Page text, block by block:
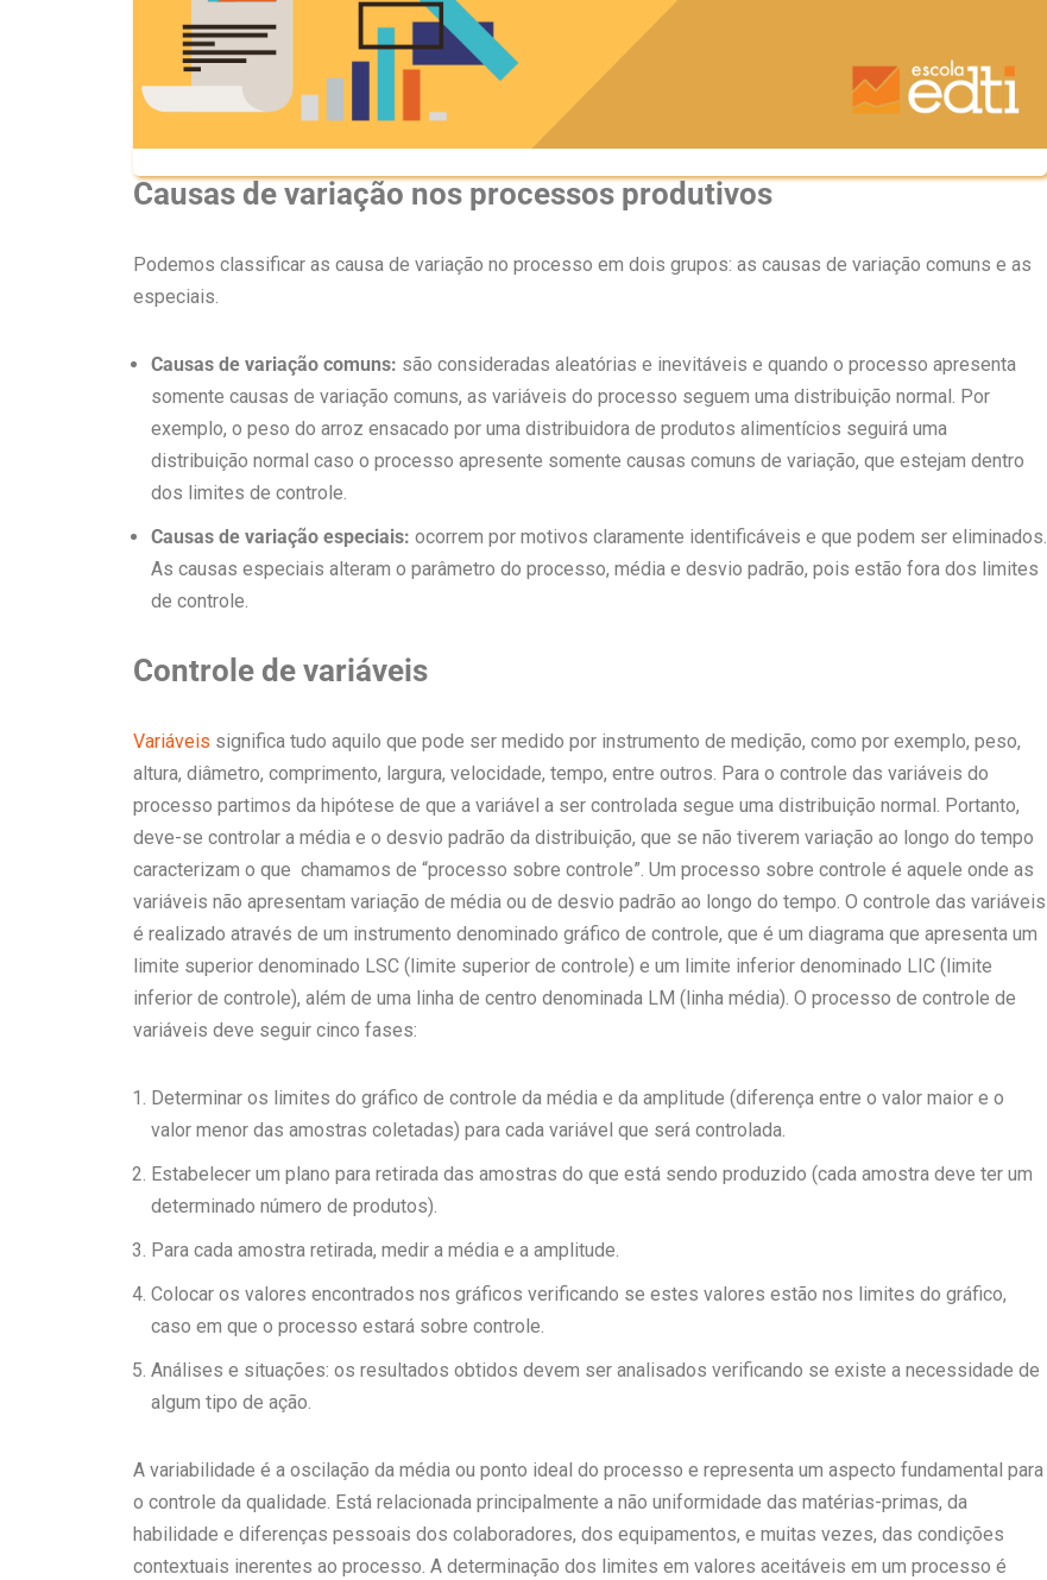
Causas de variação nos processos produtivos
Podemos classificar as causa de variação no processo em dois grupos: as causas de variação comuns e as
especiais.
Causas de variação comuns: são consideradas aleatórias e inevitáveis e quando o processo apresenta
somente causas de variação comuns, as variáveis do processo seguem uma distribuição normal. Por
exemplo, o peso do arroz ensacado por uma distribuidora de produtos alimentícios seguirá uma
distribuição normal caso o processo apresente somente causas comuns de variação, que estejam dentro
dos limites de controle.
Causas de variação especiais: ocorrem por motivos claramente identificáveis e que podem ser eliminados.
As causas especiais alteram o parâmetro do processo, média e desvio padrão, pois estão fora dos limites
de controle.
Controle de variáveis
Variáveis significa tudo aquilo que pode ser medido por instrumento de medição, como por exemplo, peso,
altura, diâmetro, comprimento, largura, velocidade, tempo, entre outros. Para o controle das variáveis do
processo partimos da hipótese de que a variável a ser controlada segue uma distribuição normal. Portanto,
deve-se controlar a média e o desvio padrão da distribuição, que se não tiverem variação ao longo do tempo
caracterizam o que chamamos de “processo sobre controle”. Um processo sobre controle é aquele onde as
variáveis não apresentam variação de média ou de desvio padrão ao longo do tempo. O controle das variáveis
é realizado através de um instrumento denominado gráfico de controle, que é um diagrama que apresenta um
limite superior denominado LSC (limite superior de controle) e um limite inferior denominado LIC (limite
inferior de controle), além de uma linha de centro denominada LM (linha média). O processo de controle de
variáveis deve seguir cinco fases:
Determinar os limites do gráfico de controle da média e da amplitude (diferença entre o valor maior e o
valor menor das amostras coletadas) para cada variável que será controlada.
Estabelecer um plano para retirada das amostras do que está sendo produzido (cada amostra deve ter um
determinado número de produtos).
Para cada amostra retirada, medir a média e a amplitude.
Colocar os valores encontrados nos gráficos verificando se estes valores estão nos limites do gráfico,
caso em que o processo estará sobre controle.
Análises e situações: os resultados obtidos devem ser analisados verificando se existe a necessidade de
algum tipo de ação.
A variabilidade é a oscilação da média ou ponto ideal do processo e representa um aspecto fundamental para
o controle da qualidade. Está relacionada principalmente a não uniformidade das matérias-primas, da
habilidade e diferenças pessoais dos colaboradores, dos equipamentos, e muitas vezes, das condições
contextuais inerentes ao processo. A determinação dos limites em valores aceitáveis em um processo é